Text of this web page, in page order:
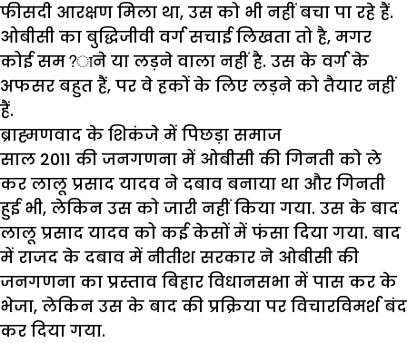
फीसदी आरक्षण मिला था, उस को भी नहीं बचा पा रहे हैं.
ओबीसी का बुद्धिजीवी वर्ग सचाई लिखता तो है, मगर
कोई सम?ाने या लड़ने वाला नहीं है. उस के वर्ग के
अफसर बहुत हैं, पर वे हकों के लिए लड़ने को तैयार नहीं
हैं.
ब्राह्मणवाद के शिकंजे में पिछड़ा समाज
साल 2011 की जनगणना में ओबीसी की गिनती को ले
कर लालू प्रसाद यादव ने दबाव बनाया था और गिनती
हुई भी, लेकिन उस को जारी नहीं किया गया. उस के बाद
लालू प्रसाद यादव को कई केसों में फंसा दिया गया. बाद
में राजद के दबाव में नीतीश सरकार ने ओबीसी की
जनगणना का प्रस्ताव बिहार विधानसभा में पास कर के
भेजा, लेकिन उस के बाद की प्रक्रिया पर विचारविमर्श बंद
कर दिया गया.